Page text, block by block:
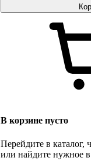
В корзине пусто
Перейдите в каталог,
или найдите нужное